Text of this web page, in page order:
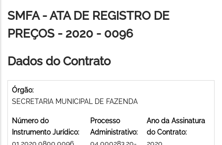
de
navegação
SMFA - ATA DE REGISTRO DE
PREÇOS - 2020 - 0096
Dados do Contrato
Órgão:
SECRETARIA MUNICIPAL DE FAZENDA
Número do
Instrumento Jurídico:
Processo
Administrativo:
Ano da Assinatura
do Contrato: